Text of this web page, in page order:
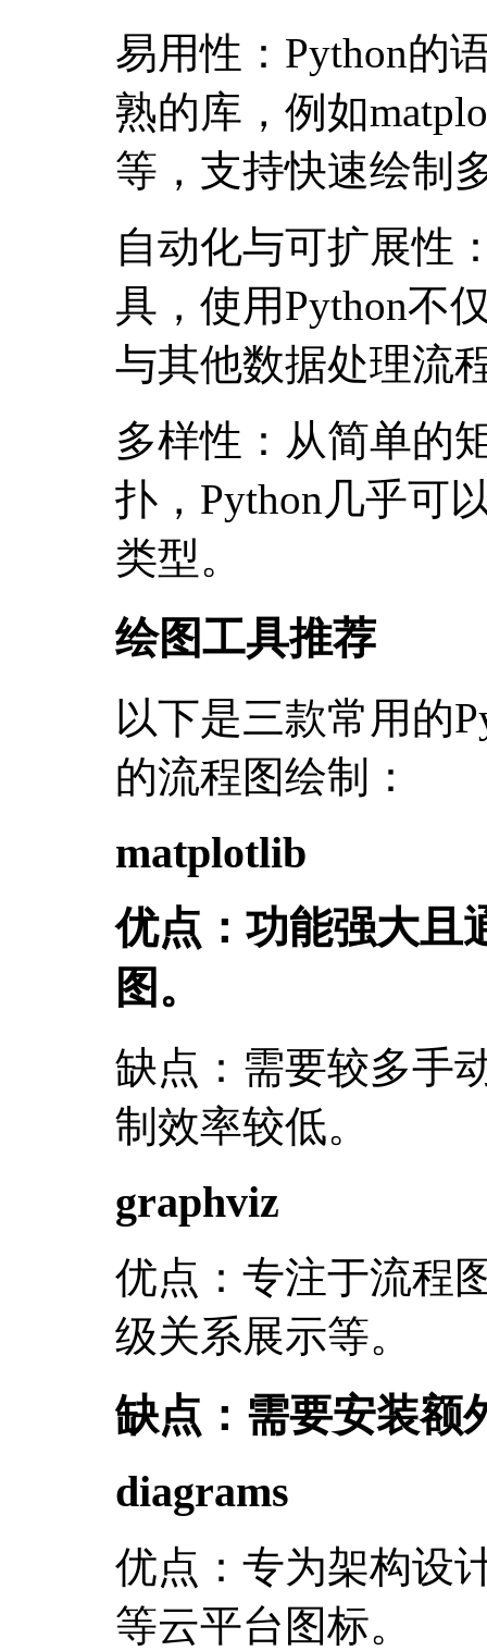
易用性：Python的
熟的库，例如
等，支持快速绘制
自动化与可扩展性
具，使用Python不
与其他数据处理流
多样性：从简单的
扑，Python几乎可
类型。
绘图工具推荐
以下是三款常用的
的流程图绘制：
matplotlib
优点：功能强大且
图。
缺点：需要较多手
制效率较低。
graphviz
优点：专注于流程
级关系展示等。
缺点：需要安装额
diagrams
优点：专为架构设
等云平台图标。